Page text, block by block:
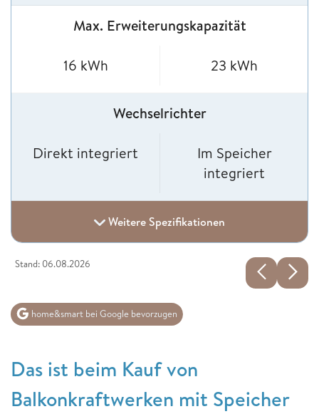
Max. Erweiterungskapazität
16 kWh 23 kWh
Wechselrichter
Direkt integriert
Im Speicher
integriert
Weitere Spezifikationen
Stand: 06.08.2026
home&smart bei Google bevorzugen
Das ist beim Kauf von
Balkonkraftwerken mit Speicher